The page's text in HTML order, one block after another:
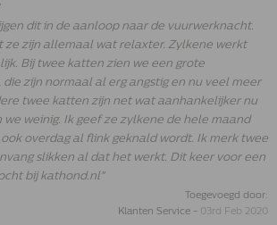
dit in de aanloop naar de vuurwerknacht.
ze zijn allemaal wat relaxter. Zylkene werkt
Bij twee katten zien we een grote
die zijn normaal al erg angstig en nu veel meer
twee katten zijn net wat aanhankelijker nu
weinig. Ik geef ze zylkene de hele maand
overdag al flink geknald wordt. Ik merk twee
slikken al dat het werkt. Dit keer voor een
bij kathond.nl"
Toegevoegd door:
Klanten Service - 03rd Feb 2020